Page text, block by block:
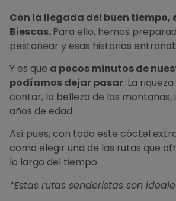
Con la llegada del buen tiempo,
Biescas.Para ello, hemos
pestañear y esas historias
Y es que a pocos minutos de
podíamos dejar pasar. La
contar, la belleza de las
años de edad.
Así pues, con todo este cóctel
como elegir una de las rutas que
lo largo del tiempo.
*Estas rutas senderistas son